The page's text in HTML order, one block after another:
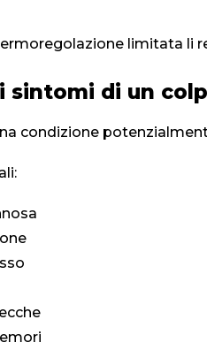
limitata li
sintomi di un
condizione